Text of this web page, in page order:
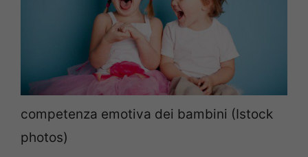
competenza emotiva dei bambini (Istock
photos)